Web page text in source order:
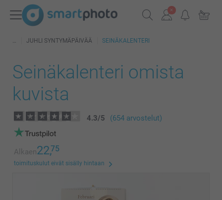
JUHLI SYNTYMÄPÄIVÄÄ SEINÄKALENTERI
Seinäkalenteri omista
kuvista
4.3/5 (654 arvostelut)
Alkaen22,75
toimituskulut eivät sisälly hintaan